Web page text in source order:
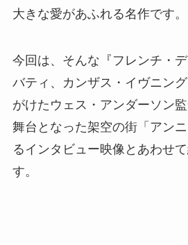
大きな愛があふれる名作です。
今回は、そんな『フレンチ・
バティ、カンザス・イヴニン
がけたウェス・アンダーソン
舞台となった架空の街「アン
るインタビュー映像とあわせ
す。